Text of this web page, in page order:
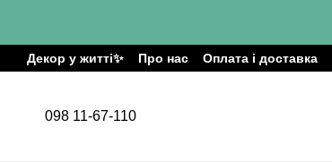
Декор у житті✨ Про нас Оплата і доставка
098 11-67-110